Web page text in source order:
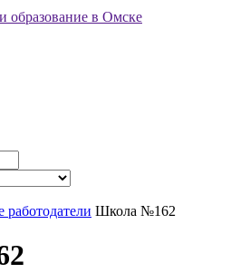
работодатели Школа №162